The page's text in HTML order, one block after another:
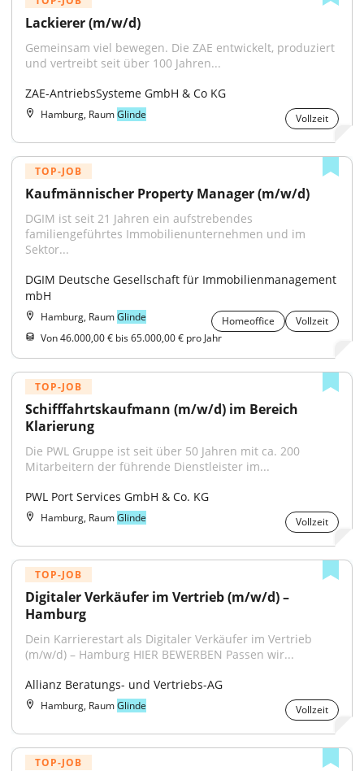
Lackierer (m/w/d)
Gemeinsam viel bewegen. Die ZAE entwickelt, produziert
und vertreibt seit über 100 Jahren...
ZAE-AntriebsSysteme GmbH & Co KG
Hamburg, RaumGlinde Vollzeit
TOP-JOB
Kaufmännischer Property Manager (m/w/d)
DGIM ist seit 21 Jahren ein aufstrebendes
familiengeführtes Immobilienunternehmen und im
Sektor...
DGIM Deutsche Gesellschaft für Immobilienmanagement
mbH
Hamburg, RaumGlinde Homeoffice
Vollzeit
Von 46.000,00 € bis 65.000,00 € pro Jahr
TOP-JOB
Schifffahrtskaufmann (m/w/d) im Bereich
Klarierung
Die PWL Gruppe ist seit über 50 Jahren mit ca. 200
Mitarbeitern der führende Dienstleister im...
PWL Port Services GmbH & Co. KG
Hamburg, RaumGlinde Vollzeit
TOP-JOB
Digitaler Verkäufer im Vertrieb (m/w/d) –
Hamburg
Dein Karrierestart als Digitaler Verkäufer im Vertrieb
(m/w/d) – Hamburg HIER BEWERBEN Passen wir...
Allianz Beratungs- und Vertriebs-AG
Hamburg, RaumGlinde Vollzeit
TOP-JOB